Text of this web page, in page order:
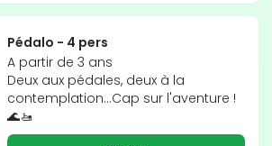
Pédalo - 4 pers
A partir de 3 ans
Deux aux pédales, deux à la
contemplation…Cap sur l'aventure !
🌊🚤